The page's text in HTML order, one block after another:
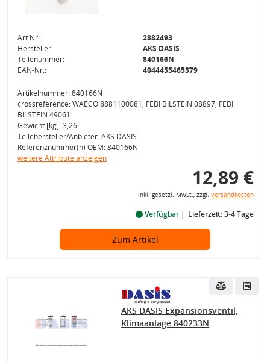
Art.Nr.:
2882493
Hersteller:
AKS DASIS
Teilenummer:
840166N
EAN-Nr.:
4044455465379
Artikelnummer: 840166N
crossreference: WAECO 8881100081, FEBI BILSTEIN 08897, FEBI
BILSTEIN 49061
Gewicht [kg]: 3,26
Teilehersteller/Anbieter: AKS DASIS
Referenznummer(n) OEM: 840166N
weitere Attribute anzeigen
12,89 €
inkl. gesetzl. MwSt., zzgl. Versandkosten
Verfügbar Lieferzeit: 3-4 Tage
Zum Artikel
AKS DASIS Expansionsventil,
Klimaanlage 840233N